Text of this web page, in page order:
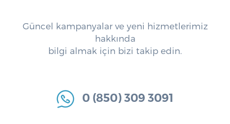
Güncel kampanyalar ve yeni hizmetlerimiz
hakkında
bilgi almak için bizi takip edin.
0 (850) 309 3091